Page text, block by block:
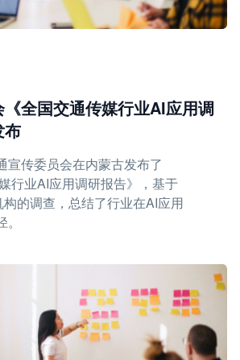
全国交通传媒行业AI应用调
布
宣传委员会在内蒙古发布了
行业AI应用调研报告》，基于
的调查，总结了行业在AI应用